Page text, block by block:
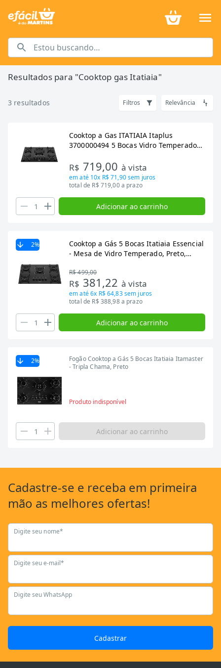
Resultados para "Cooktop gas Itatiaia"
3 resultados Filtros Relevância
Cooktop a Gas ITATIAIA Itaplus
3700000494 5 Bocas Vidro Temperado
R$ 719,00 à vista
em até 10x R$ 71,90sem juros
total de R$ 719,00 a prazo
Adicionar ao carrinho
2%
Cooktop a Gás 5 Bocas Itatiaia Essencial
- Mesa de Vidro Temperado, Preto,
R$ 499,00
R$ 381,22 à vista
em até6x R$ 64,83sem juros
total de R$ 388,98 a prazo
Adicionar ao carrinho
2%
Fogão Cooktop a Gás 5 Bocas Itatiaia Itamaster
- Tripla Chama, Preto
Produto indisponível
Adicionar ao carrinho
Cadastre-se e receba em primeira
mão as melhores ofertas!
Digite seu nome*
Digite seu e-mail*
Digite seu WhatsApp
Cadastrar